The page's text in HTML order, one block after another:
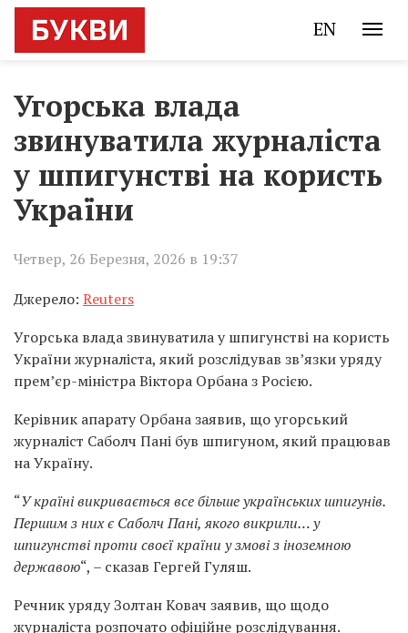
EN
Угорська влада
звинуватила журналіста
у шпигунстві на користь
України
Четвер, 26 Березня, 2026 в 19:37
Джерело: Reuters
Угорська влада звинуватила у шпигунстві на користь
України журналіста, який розслідував зв’язки уряду
прем’єр-міністра Віктора Орбана з Росією.
Керівник апарату Орбана заявив, що угорський
журналіст Саболч Пані був шпигуном, який працював
на Україну.
“У країні викривається все більше українських шпигунів.
Першим з них є Саболч Пані, якого викрили… у
шпигунстві проти своєї країни у змові з іноземною
державою“, – сказав Гергей Гуляш.
Речник уряду Золтан Ковач заявив, що щодо
журналіста розпочато офіційне розслідування.